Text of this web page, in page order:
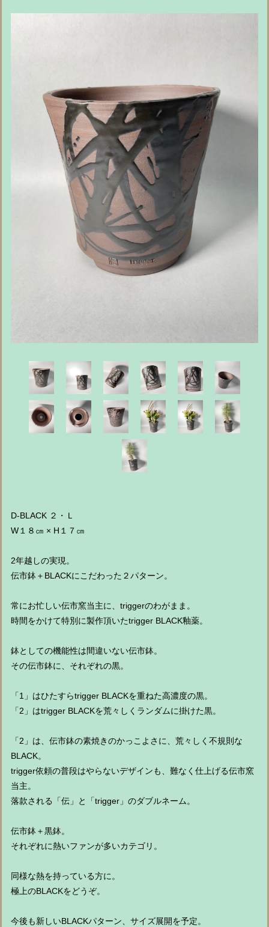
D-BLACK ２・Ｌ
W１８㎝ × H１７㎝
2年越しの実現。
伝市鉢＋BLACKにこだわった２パターン。
常にお忙しい伝市窯当主に、triggerのわがまま。
時間をかけて特別に製作頂いたtrigger BLACK釉薬。
鉢としての機能性は間違いない伝市鉢。
その伝市鉢に、それぞれの黒。
「1」はひたすらtrigger BLACKを重ねた高濃度の黒。
「2」はtrigger BLACKを荒々しくランダムに掛けた黒。
「2」は、伝市鉢の素焼きのかっこよさに、荒々しく不規則な
BLACK。
trigger依頼の普段はやらないデザインも、難なく仕上げる伝市窯
当主。
落款される「伝」と「trigger」のダブルネーム。
伝市鉢＋黒鉢。
それぞれに熱いファンが多いカテゴリ。
同様な熱を持っている方に。
極上のBLACKをどうぞ。
今後も新しいBLACKパターン、サイズ展開を予定。